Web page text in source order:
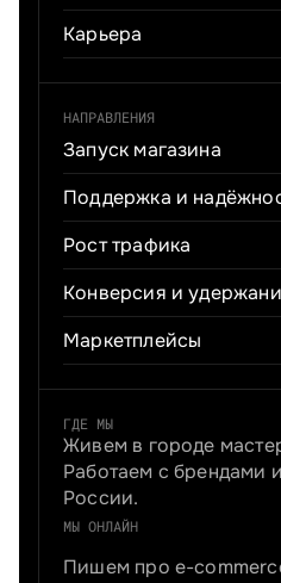
Карьера
НАПРАВЛЕНИЯ
Запуск магазина
Поддержка и
Рост трафика
Конверсия и
Маркетплейсы
ГДЕ МЫ
Живем в городе
Работаем с брендами
России.
МЫ ОНЛАЙН
Пишем про e-